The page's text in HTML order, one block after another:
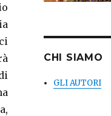
CHI SIAMO
GLI AUTORI